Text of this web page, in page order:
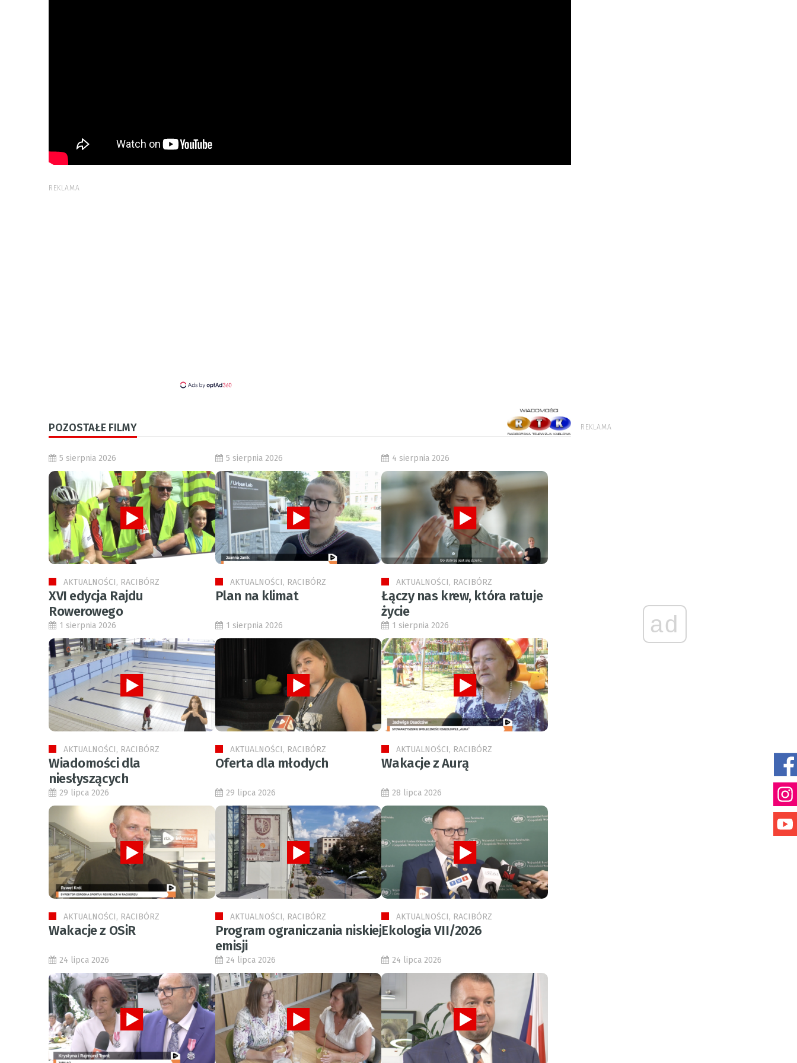
REKLAMA
POZOSTAŁE FILMY
5 sierpnia 2026
AKTUALNOŚCI, RACIBÓRZ
XVI edycja Rajdu
Rowerowego
5 sierpnia 2026
AKTUALNOŚCI, RACIBÓRZ
Plan na klimat
4 sierpnia 2026
AKTUALNOŚCI, RACIBÓRZ
Łączy nas krew, która ratuje
życie
1 sierpnia 2026
AKTUALNOŚCI, RACIBÓRZ
Wiadomości dla
niesłyszących
1 sierpnia 2026
AKTUALNOŚCI, RACIBÓRZ
Oferta dla młodych
1 sierpnia 2026
AKTUALNOŚCI, RACIBÓRZ
Wakacje z Aurą
29 lipca 2026
AKTUALNOŚCI, RACIBÓRZ
Wakacje z OSiR
29 lipca 2026
AKTUALNOŚCI, RACIBÓRZ
Program ograniczania niskiej
emisji
28 lipca 2026
AKTUALNOŚCI, RACIBÓRZ
Ekologia VII/2026
24 lipca 2026 24 lipca 2026 24 lipca 2026
REKLAMA
ad